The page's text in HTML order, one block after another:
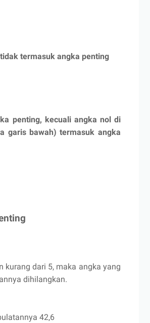
termasuk angka penting
penting, kecuali angka nol di
garis bawah) termasuk angka
kurang dari 5, maka angka yang
dihilangkan.
42,6